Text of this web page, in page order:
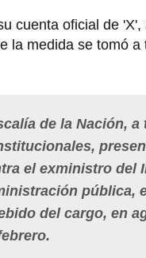
cuenta oficial de 'X',
la medida se tomó a
de la Nación,
el exministro del
pública,
del cargo, en